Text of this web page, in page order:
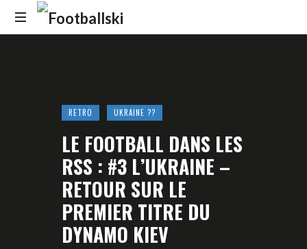
Footballski
d'Europe
RETRO UKRAINE ??
LE FOOTBALL DANS LES
RSS : #3 L’UKRAINE –
RETOUR SUR LE
PREMIER TITRE DU
DYNAMO KIEV